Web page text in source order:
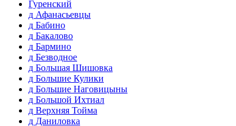
Гуренский
д Афанасьевцы
д Бабино
д Бакалово
д Бармино
д Безводное
д Большая Шишовка
д Большие Кулики
д Большие Наговицыны
д Большой Ихтиал
д Верхняя Тойма
д Даниловка